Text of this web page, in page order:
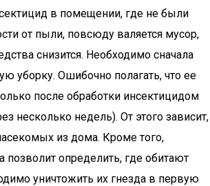
в помещении, где не были
от пыли, повсюду валяется мусор,
снизится. Необходимо сначала
уборку. Ошибочно полагать, что ее
после обработки инсектицидом
несколько недель). От этого зависит,
из дома. Кроме того,
позволит определить, где обитают
уничтожить их гнезда в первую